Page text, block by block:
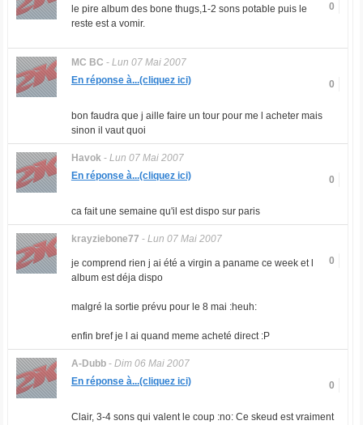
0
le pire album des bone thugs,1-2 sons potable puis le
reste est a vomir.
MC BC - Lun 07 Mai 2007
0
En réponse à...(cliquez ici)
bon faudra que j aille faire un tour pour me l acheter mais
sinon il vaut quoi
Havok- Lun 07 Mai 2007
0
En réponse à...(cliquez ici)
ca fait une semaine qu'il est dispo sur paris
krayziebone77 - Lun 07 Mai 2007
0
je comprend rien j ai été a virgin a paname ce week et l
album est déja dispo
malgré la sortie prévu pour le 8 mai :heuh:
enfin bref je l ai quand meme acheté direct :P
A-Dubb- Dim 06 Mai 2007
0
En réponse à...(cliquez ici)
Clair, 3-4 sons qui valent le coup :no: Ce skeud est vraiment